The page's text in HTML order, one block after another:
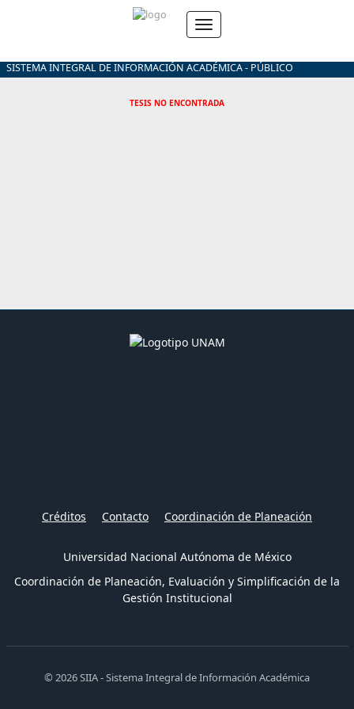
SISTEMA INTEGRAL DE INFORMACIÓN ACADÉMICA - PÚBLICO
TESIS NO ENCONTRADA
Créditos Contacto Coordinación de Planeación
Universidad Nacional Autónoma de México
Coordinación de Planeación, Evaluación y Simplificación de la
Gestión Institucional
© 2026 SIIA - Sistema Integral de Información Académica